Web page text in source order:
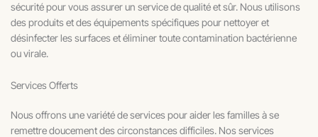
sécurité pour vous assurer un service de qualité et sûr. Nous utilisons
des produits et des équipements spécifiques pour nettoyer et
désinfecter les surfaces et éliminer toute contamination bactérienne
ou virale.
Services Offerts
Nous offrons une variété de services pour aider les familles à se
remettre doucement des circonstances difficiles. Nos services